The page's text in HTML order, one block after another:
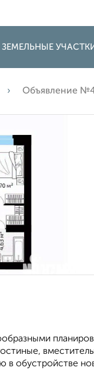
ЗЕМЕЛЬНЫЕ
Объявление
в обустройстве